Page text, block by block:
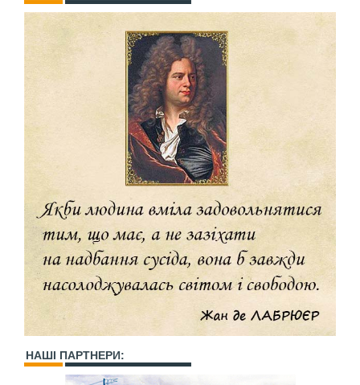
НАШІ ПАРТНЕРИ: